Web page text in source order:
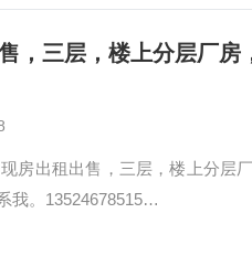
，三层，楼上分层厂房
房出租出售，三层，楼上分层
我。13524678515…